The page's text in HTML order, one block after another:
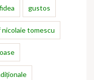
gustos
tomescu